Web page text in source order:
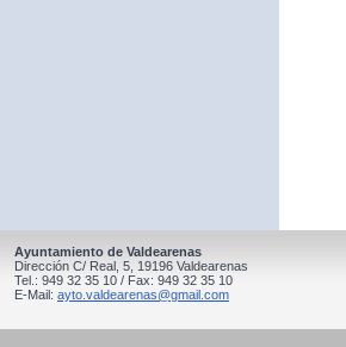
Ayuntamiento de Valdearenas
Dirección C/ Real, 5, 19196 Valdearenas
Tel.: 949 32 35 10 / Fax: 949 32 35 10
E-Mail: ayto.valdearenas@gmail.com